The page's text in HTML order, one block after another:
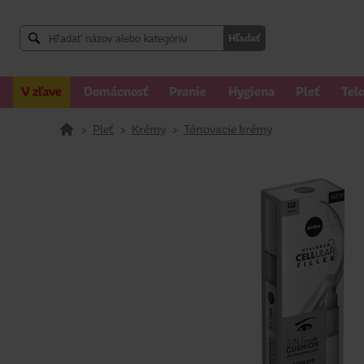
Hľadať
V zľave Domácnosť Pranie Hygiena Pleť Telo
> Pleť > Krémy > Tónovacie krémy